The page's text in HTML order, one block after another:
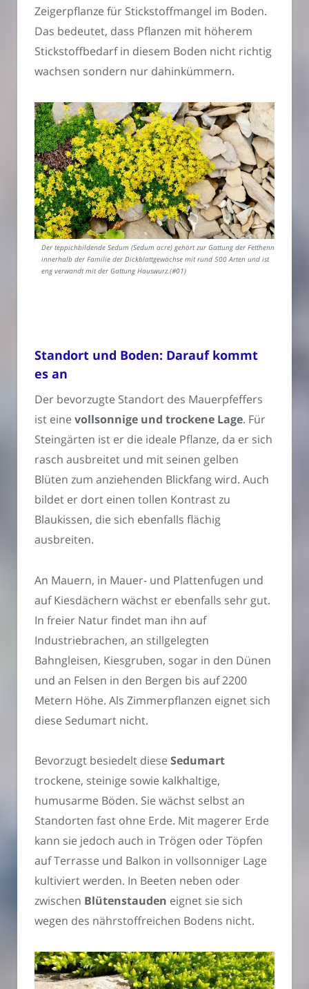
Zeigerpflanze für Stickstoffmangel im Boden.
Das bedeutet, dass Pflanzen mit höherem
Stickstoffbedarf in diesem Boden nicht richtig
wachsen sondern nur dahinkümmern.
Der teppichbildende Sedum (Sedum acre) gehört zur Gattung der Fetthenne
innerhalb der Familie der Dickblattgewächse mit rund 500 Arten und ist
eng verwandt mit der Gattung Hauswurz.(#01)
Standort und Boden: Darauf kommt
es an
Der bevorzugte Standort des Mauerpfeffers
ist eine vollsonnige und trockene Lage. Für
Steingärten ist er die ideale Pflanze, da er sich
rasch ausbreitet und mit seinen gelben
Blüten zum anziehenden Blickfang wird. Auch
bildet er dort einen tollen Kontrast zu
Blaukissen, die sich ebenfalls flächig
ausbreiten.
An Mauern, in Mauer- und Plattenfugen und
auf Kiesdächern wächst er ebenfalls sehr gut.
In freier Natur findet man ihn auf
Industriebrachen, an stillgelegten
Bahngleisen, Kiesgruben, sogar in den Dünen
und an Felsen in den Bergen bis auf 2200
Metern Höhe. Als Zimmerpflanzen eignet sich
diese Sedumart nicht.
Bevorzugt besiedelt diese Sedumart
trockene, steinige sowie kalkhaltige,
humusarme Böden. Sie wächst selbst an
Standorten fast ohne Erde. Mit magerer Erde
kann sie jedoch auch in Trögen oder Töpfen
auf Terrasse und Balkon in vollsonniger Lage
kultiviert werden. In Beeten neben oder
zwischen Blütenstauden eignet sie sich
wegen des nährstoffreichen Bodens nicht.